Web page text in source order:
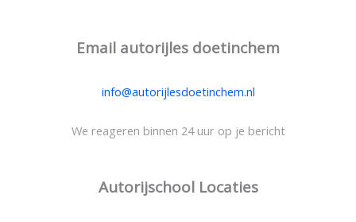
Email autorijles doetinchem
info@autorijlesdoetinchem.nl
We reageren binnen 24 uur op je bericht
Autorijschool Locaties